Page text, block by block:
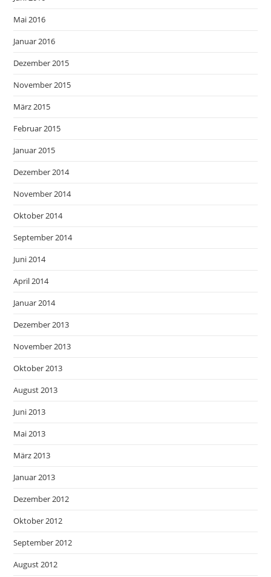
Mai 2016
Januar 2016
Dezember 2015
November 2015
März 2015
Februar 2015
Januar 2015
Dezember 2014
November 2014
Oktober 2014
September 2014
Juni 2014
April 2014
Januar 2014
Dezember 2013
November 2013
Oktober 2013
August 2013
Juni 2013
Mai 2013
März 2013
Januar 2013
Dezember 2012
Oktober 2012
September 2012
August 2012